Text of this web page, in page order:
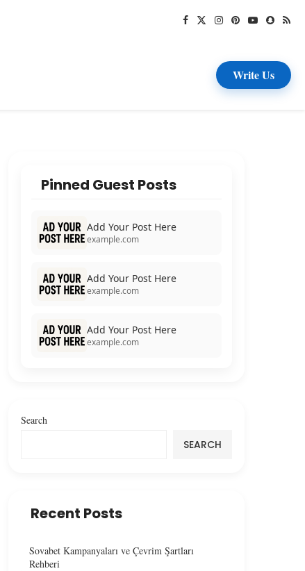
Write Us
Pinned Guest Posts
Add Your Post Here
example.com
Add Your Post Here
example.com
Add Your Post Here
example.com
Search
SEARCH
Recent Posts
Sovabet Kampanyaları ve Çevrim Şartları
Rehberi